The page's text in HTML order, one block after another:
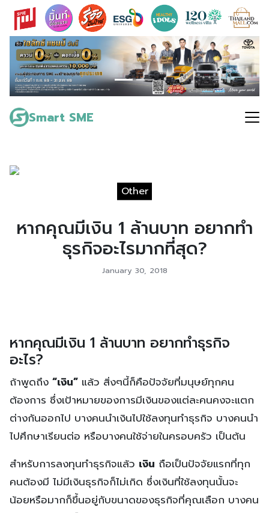
Skip
content
Smart SME
Search
for:
Other
หากคุณมีเงิน 1 ล้านบาท อยากทำ
ธุรกิจอะไรมากที่สุด?
January 30, 2018
หากคุณมีเงิน 1 ล้านบาท อยากทำธุรกิจ
อะไร?
ถ้าพูดถึง “เงิน”
แล้ว สิ่งๆนี้ก็คือปัจจัยที่มนุษย์ทุกคน
ต้องการ ซึ่งเป้าหมายของการมีเงินของแต่ละคนคงจะแตก
ต่างกันออกไป บางคนนำเงินไปใช้ลงทุนทำธุรกิจ บางคนนำ
ไปศึกษาเรียนต่อ หรือบางคนใช้จ่ายในครอบครัว เป็นต้น
สำหรับการลงทุนทำธุรกิจแล้ว เงิน ถือเป็นปัจจัยแรกที่ทุก
คนต้องมี ไม่มีเงินธุรกิจก็ไม่เกิด ซึ่งเงินที่ใช้ลงทุนนั้นจะ
น้อยหรือมากก็ขึ้นอยู่กับขนาดของธุรกิจที่คุณเลือก บางคน